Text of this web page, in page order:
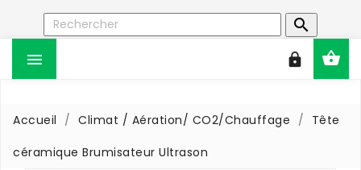



Accueil Climat / Aération/ CO2/Chauffage
Tête
céramique Brumisateur Ultrason